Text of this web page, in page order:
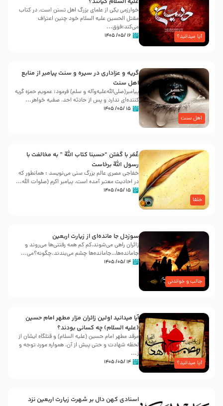
آیا میدانید؟
خوارزمی یکی از علمای بزرگ اهل تسنن است، در کتاب
مقتل الحسین علیه ‌السلام خود چنین اعتراف
می‌کند:فوَق...
۱۶ /۰۵/ ۱۴۰۵
اهل سنت
گریه و عزاداری در سیره و سنت پیامبر از منابع
اهل سنت
پیامبر(صلی‌الله‌علیه‌وآله و سلم) فرمود: عمویم حمزه گریه
کننده‌ای ندارد و پس از حادثه احد، صفیه خواهر...
۱۵ /۰۵/ ۱۴۰۵
خلفا
عُمَر با گفتن “حسبنا كتاب اللّه ” به مخالفت با
رسول اللّه برخاست
خفاجی مصری عالم بزرگ سنی می‌نویسد : همانطور که
در احادیث معتبر آمده است، پیامبر اکرم (صلوات اللّه...
۱۵ /۰۵/ ۱۴۰۵
جالب و خواندنی
سوزدل جا مانده‌ای از زیارت اربعین
زائران راهی می‌شوند،کم‌ کم همه رفتنی‌ها می‌روند و
جامانده‌ها…جامانده‌ها چشم می‌بندند.چگونه؟می‌...
۱۴ /۰۵/ ۱۴۰۵
آیا میدانید؟
آیا میدانید اولین زائران مزار مطهر امام حسین
(علیه السلام) چه کسانی بودند؟
مرقد مطهر امام حسین (علیه السلام) و قتلگاه ایشان از
لحظه شهادت و حتی پیش از آن، همواره مورد توجه و
ز...
۱۴ /۰۵/ ۱۴۰۵
اسنادی کهن دال بر شهرت زیارت اربعین نزد